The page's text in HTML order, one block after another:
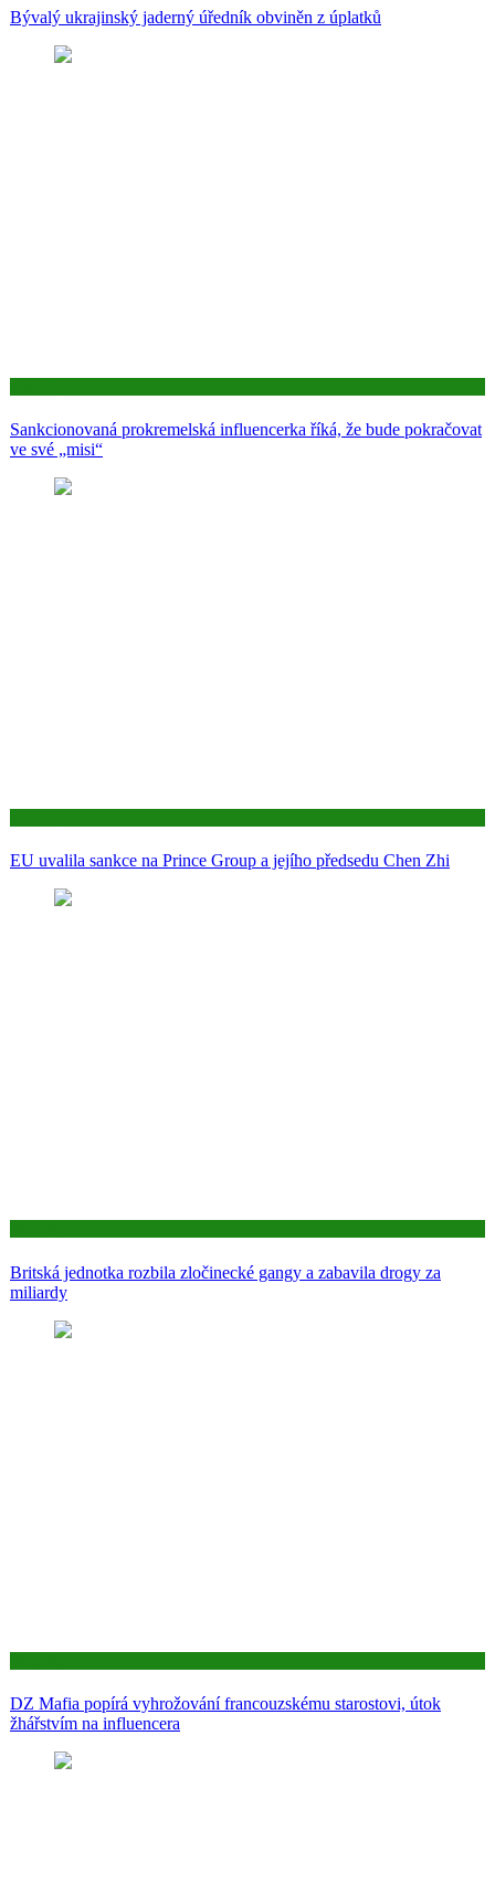
Bývalý ukrajinský jaderný úředník obviněn z úplatků
Sankcionovaná prokremelská influencerka říká, že bude pokračovat
ve své „misi“
EU uvalila sankce na Prince Group a jejího předsedu Chen Zhi
Britská jednotka rozbila zločinecké gangy a zabavila drogy za
miliardy
DZ Mafia popírá vyhrožování francouzskému starostovi, útok
žhářstvím na influencera